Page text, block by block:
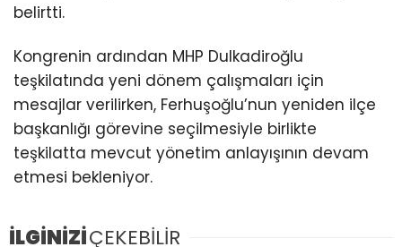
belirtti.
Kongrenin ardından MHP Dulkadiroğlu
teşkilatında yeni dönem çalışmaları için
mesajlar verilirken, Ferhuşoğlu’nun yeniden ilçe
başkanlığı görevine seçilmesiyle birlikte
teşkilatta mevcut yönetim anlayışının devam
etmesi bekleniyor.
İLGİNİZİÇEKEBİLİR